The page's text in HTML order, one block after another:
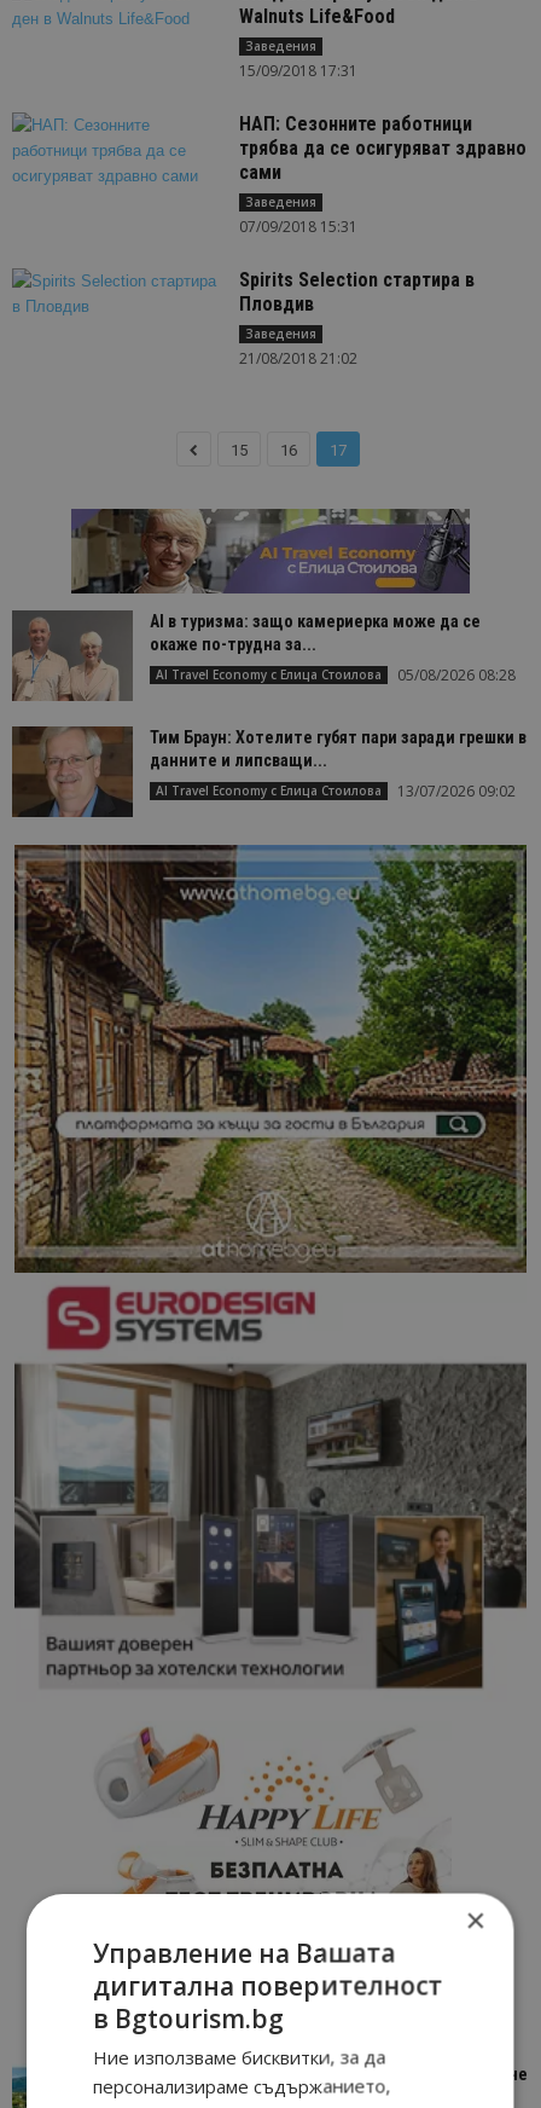
Walnuts Life&Food
Заведения
15/09/2018 17:31
НАП: Сезонните работници
трябва да се осигуряват здравно
сами
Заведения
07/09/2018 15:31
Spirits Selection стартира в
Пловдив
Заведения
21/08/2018 21:02
15 16 17
AI в туризма: защо камериерка може да се
окаже по-трудна за...
AI Travel Economy с Елица Стоилова 05/08/2026 08:28
Тим Браун: Хотелите губят пари заради грешки в
данните и липсващи...
AI Travel Economy с Елица Стоилова 13/07/2026 09:02
“Пощенска картичка от…”: Петрич – Изживяване
отвъд очакваното
×
Управление на Вашата
дигитална поверителност
в Bgtourism.bg
Ние използваме бисквитки, за да
персонализираме съдържанието,